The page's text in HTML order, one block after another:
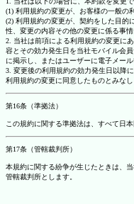
(1) 利用規約の変更が、お客様の一般の
(2) 利用規約の変更が、契約をした目的
性、変更の内容その他の変更に係る事
2. 当社は前項による利用規約の変更に
容とその効力発生日を当社モバイル会
に掲示し、またはユーザーに電子メール
3. 変更後の利用規約の効力発生日以降
利用規約の変更に同意したものとみなし
第16条（準拠法）
この規約に関する準拠法は、すべて日
第17条（管轄裁判所）
本規約に関する紛争が生じたときは、
管轄裁判所とします。